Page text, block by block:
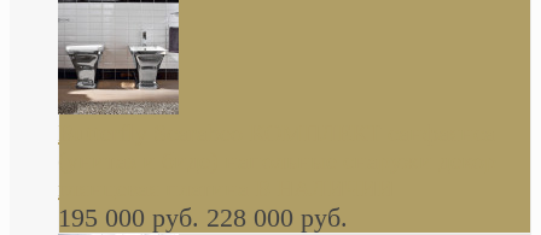
Butterfly Scarabeo КОМПЛЕКТ санфаянса
глянцевая платина В НАЛИЧИИ
195 000 руб. 228 000 руб.